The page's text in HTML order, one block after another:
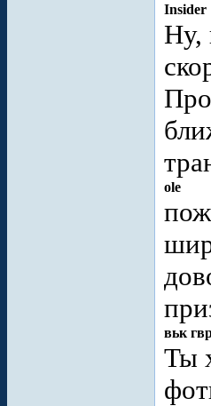
Insider
Ну,
ole
вьк
Ты